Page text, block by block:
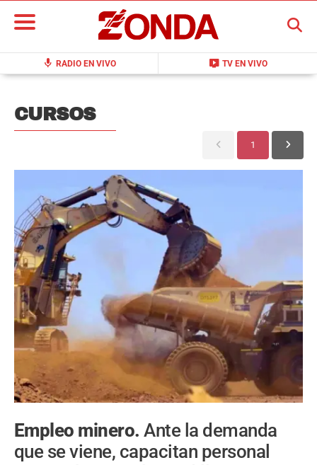
mic RADIO EN VIVO live_tv TV EN VIVO
BUSCAR
CURSOS
1
Empleo minero.Ante la demanda
que se viene, capacitan personal